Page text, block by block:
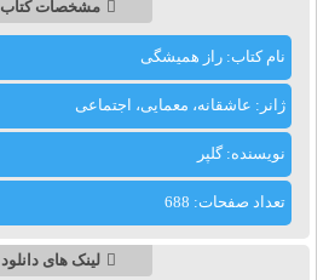
مشخصات کتاب
نام کتاب: راز همیشگی
ژانر: عاشقانه، معمایی، اجتماعی
نویسنده: گلپر
تعداد صفحات: 688
لینک های دانلود